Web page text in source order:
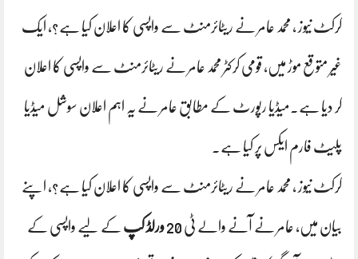
کرکٹ نیوز ، محمد عامر نے ریٹائرمنٹ سے واپسی کا اعلان کیا ہے؟، ایک
غیر متوقع موڑ میں، قومی کرکٹر محمد عامر نے ریٹائرمنٹ سے واپسی کا اعلان
کر دیا ہے۔میڈیا رپورٹ کے مطابق عامر نے یہ اہم اعلان سوشل میڈیا
پلیٹ فارم ایکس پر کیا ہے۔
کرکٹ نیوز ، محمد عامر نے ریٹائرمنٹ سے واپسی کا اعلان کیا ہے؟، اپنے
بیان میں، عامر نے آنے والے ٹی ورلڈ کپ کے لیے واپسی کے